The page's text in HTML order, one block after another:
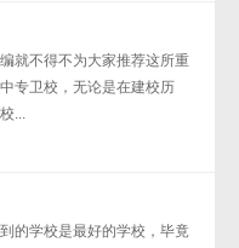
就不得不为大家推荐这所重
专卫校，无论是在建校历
...
的学校是最好的学校，毕竟